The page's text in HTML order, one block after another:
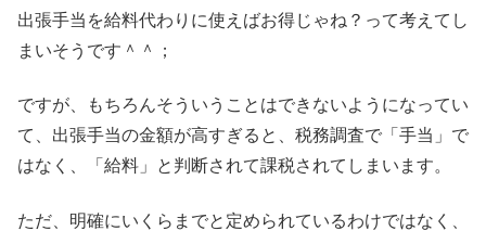
出張手当を給料代わりに使えばお得じゃね？って考えてし
まいそうです＾＾；
ですが、もちろんそういうことはできないようになってい
て、出張手当の金額が高すぎると、税務調査で「手当」で
はなく、「給料」と判断されて課税されてしまいます。
ただ、明確にいくらまでと定められているわけではなく、